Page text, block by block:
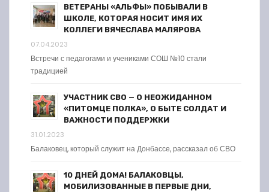
ВЕТЕРАНЫ «АЛЬФЫ» ПОБЫВАЛИ В
ШКОЛЕ, КОТОРАЯ НОСИТ ИМЯ ИХ
КОЛЛЕГИ ВЯЧЕСЛАВА МАЛЯРОВА
07.04.2023
Встречи с педагогами и учениками СОШ №10 стали
традицией
УЧАСТНИК СВО — О НЕОЖИДАННОМ
«ПИТОМЦЕ ПОЛКА», О БЫТЕ СОЛДАТ И
ВАЖНОСТИ ПОДДЕРЖКИ
31.01.2023
Балаковец, который служит на Донбассе, рассказал об СВО
10 ДНЕЙ ДОМА! БАЛАКОВЦЫ,
МОБИЛИЗОВАННЫЕ В ПЕРВЫЕ ДНИ,